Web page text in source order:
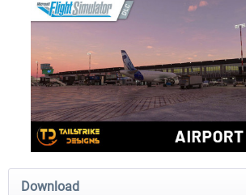
Aerosoft Airport Cologne/Bonn
Download